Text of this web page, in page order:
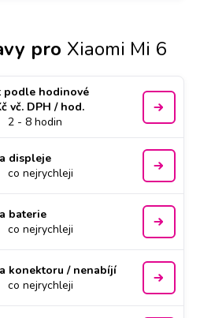
pro Xiaomi Mi 6
podle hodinové
vč. DPH / hod.
2 - 8 hodin
displeje
co nejrychleji
baterie
co nejrychleji
konektoru / nenabíjí
co nejrychleji